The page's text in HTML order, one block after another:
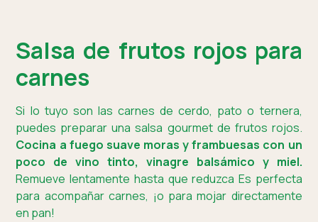
Salsa de frutos rojos para
carnes
Si lo tuyo son las carnes de cerdo, pato o ternera,
puedes preparar una salsa gourmet de frutos rojos.
Cocina a fuego suave moras y frambuesas con un
poco de vino tinto, vinagre balsámico y miel.
Remueve lentamente hasta que reduzca Es perfecta
para acompañar carnes, ¡o para mojar directamente
en pan!